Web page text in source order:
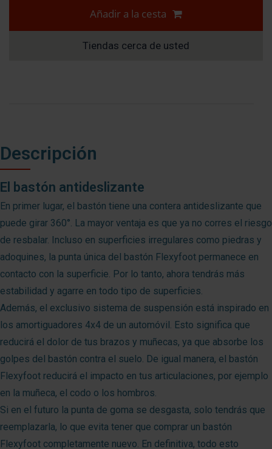
Añadir a la cesta
Tiendas cerca de usted
Descripción
El bastón antideslizante
En primer lugar, el bastón tiene una contera antideslizante que
puede girar 360°. La mayor ventaja es que ya no corres el riesgo
de resbalar. Incluso en superficies irregulares como piedras y
adoquines, la punta única del bastón Flexyfoot permanece en
contacto con la superficie. Por lo tanto, ahora tendrás más
estabilidad y agarre en todo tipo de superficies.
Además, el exclusivo sistema de suspensión está inspirado en
los amortiguadores 4x4 de un automóvil. Esto significa que
reducirá el dolor de tus brazos y muñecas, ya que absorbe los
golpes del bastón contra el suelo. De igual manera, el bastón
Flexyfoot reducirá el impacto en tus articulaciones, por ejemplo
en la muñeca, el codo o los hombros.
Si en el futuro la punta de goma se desgasta, solo tendrás que
reemplazarla, lo que evita tener que comprar un bastón
Flexyfoot completamente nuevo. En definitiva, todo esto